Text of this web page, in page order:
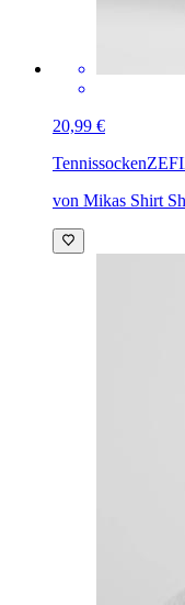
20,99 €
Tennissocken
von Mikas Shirt